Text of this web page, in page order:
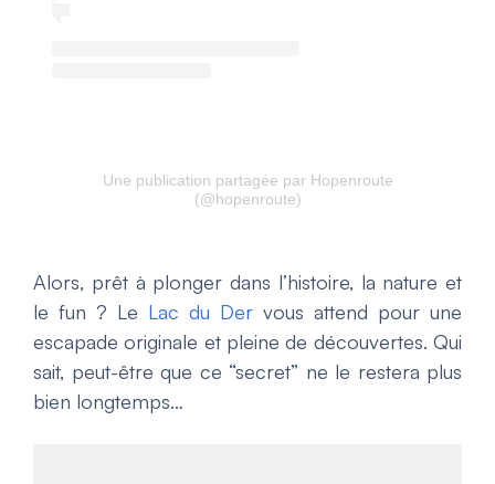
Une publication partagée par Hopenroute
(@hopenroute)
Alors, prêt à plonger dans l’histoire, la nature et
le fun ? Le Lac du Der vous attend pour une
escapade originale et pleine de découvertes. Qui
sait, peut-être que ce “secret” ne le restera plus
bien longtemps…